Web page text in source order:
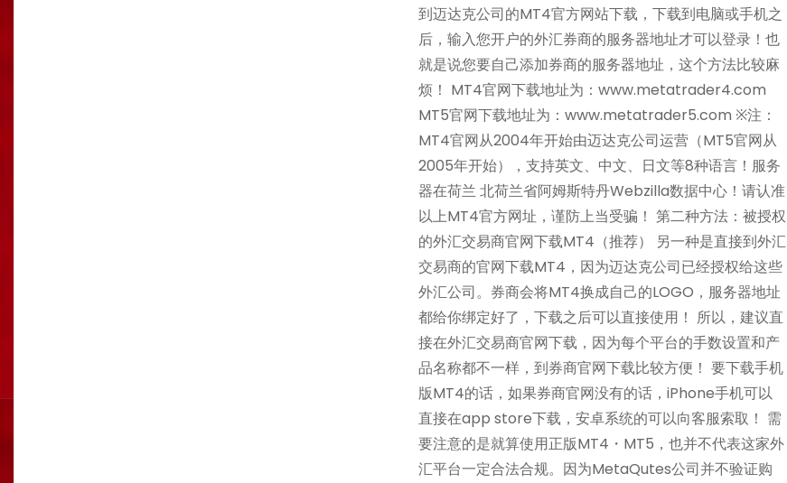
到迈达克公司的MT4官方网站下载，下载到电脑或手机之
后，输入您开户的外汇券商的服务器地址才可以登录！也
就是说您要自己添加券商的服务器地址，这个方法比较麻
烦！ MT4官网下载地址为：www.metatrader4.com
MT5官网下载地址为：www.metatrader5.com ※注：
MT4官网从2004年开始由迈达克公司运营（MT5官网从
2005年开始），支持英文、中文、日文等8种语言！服务
器在荷兰 北荷兰省阿姆斯特丹Webzilla数据中心！请认准
以上MT4官方网址，谨防上当受骗！ 第二种方法：被授权
的外汇交易商官网下载MT4（推荐） 另一种是直接到外汇
交易商的官网下载MT4，因为迈达克公司已经授权给这些
外汇公司。券商会将MT4换成自己的LOGO，服务器地址
都给你绑定好了，下载之后可以直接使用！ 所以，建议直
接在外汇交易商官网下载，因为每个平台的手数设置和产
品名称都不一样，到券商官网下载比较方便！ 要下载手机
版MT4的话，如果券商官网没有的话，iPhone手机可以
直接在app store下载，安卓系统的可以向客服索取！ 需
要注意的是就算使用正版MT4・MT5，也并不代表这家外
汇平台一定合法合规。因为MetaQutes公司并不验证购